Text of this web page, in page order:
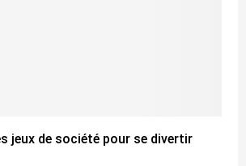
jeux de société pour se divertir